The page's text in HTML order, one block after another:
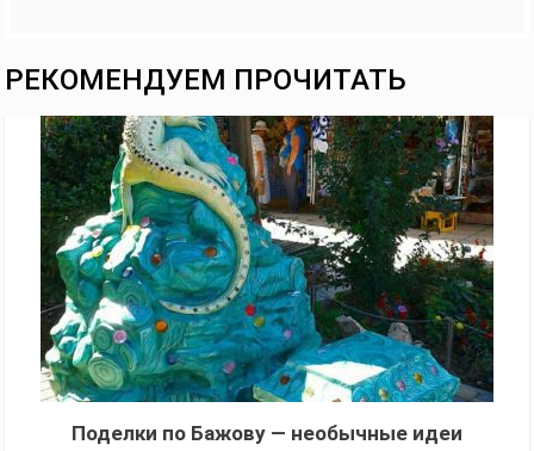
РЕКОМЕНДУЕМ ПРОЧИТАТЬ
Поделки по Бажову — необычные идеи